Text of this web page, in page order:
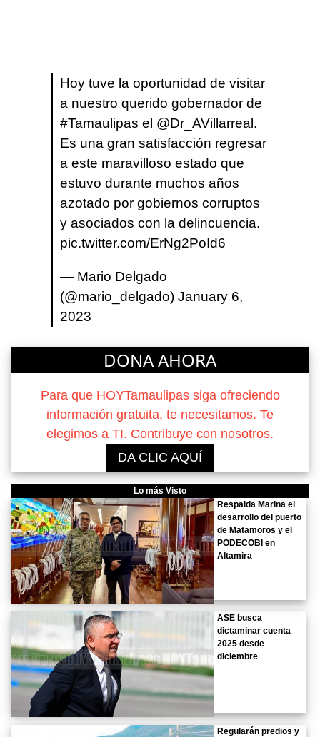
Hoy tuve la oportunidad de visitar
a nuestro querido gobernador de
#Tamaulipas el @Dr_AVillarreal.
Es una gran satisfacción regresar
a este maravilloso estado que
estuvo durante muchos años
azotado por gobiernos corruptos
y asociados con la delincuencia.
pic.twitter.com/ErNg2PoId6
— Mario Delgado
(@mario_delgado) January 6,
2023
DONA AHORA
Para que HOYTamaulipas siga ofreciendo
información gratuita, te necesitamos. Te
elegimos a TI. Contribuye con nosotros.
DA CLIC AQUÍ
Lo más Visto
Respalda Marina el
desarrollo del puerto
de Matamoros y el
PODECOBI en
Altamira
ASE busca
dictaminar cuenta
2025 desde
diciembre
Regularán predios y